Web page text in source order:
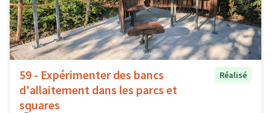
59 - Expérimenter des bancs
d'allaitement dans les parcs et
squares
Réalisé